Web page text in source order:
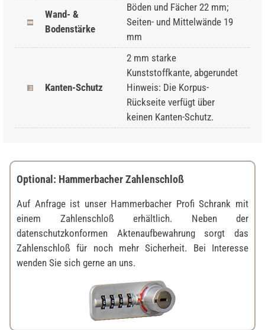
Wand- &
Bodenstärke
Böden und Fächer 22 mm;
Seiten- und Mittelwände 19
mm
Kanten-Schutz
2 mm starke
Kunststoffkante, abgerundet
Hinweis: Die Korpus-
Rückseite verfügt über
keinen Kanten-Schutz.
Optional: Hammerbacher Zahlenschloß
Auf Anfrage ist unser Hammerbacher Profi Schrank mit
einem Zahlenschloß erhältlich. Neben der
datenschutzkonformen Aktenaufbewahrung sorgt das
Zahlenschloß für noch mehr Sicherheit. Bei Interesse
wenden Sie sich gerne an uns.